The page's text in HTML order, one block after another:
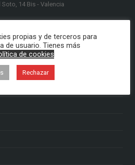
Soto, 14 Bis - Valencia
propias y de terceros para
de usuario. Tienes más
de cookies
Rechazar